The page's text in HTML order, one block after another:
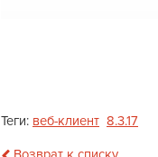
Теги: веб-клиент 8.3.17